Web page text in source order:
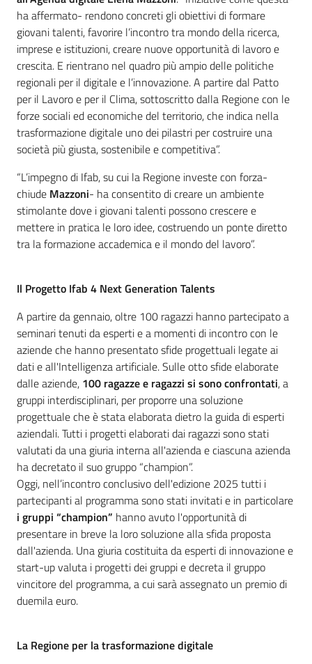
ha affermato- rendono concreti gli obiettivi di formare
giovani talenti, favorire l’incontro tra mondo della ricerca,
imprese e istituzioni, creare nuove opportunità di lavoro e
crescita. E rientrano nel quadro più ampio delle politiche
regionali per il digitale e l’innovazione. A partire dal Patto
per il Lavoro e per il Clima, sottoscritto dalla Regione con le
forze sociali ed economiche del territorio, che indica nella
trasformazione digitale uno dei pilastri per costruire una
società più giusta, sostenibile e competitiva”.
“L’impegno di Ifab, su cui la Regione investe con forza-
chiude Mazzoni- ha consentito di creare un ambiente
stimolante dove i giovani talenti possono crescere e
mettere in pratica le loro idee, costruendo un ponte diretto
tra la formazione accademica e il mondo del lavoro”.
Il Progetto Ifab 4 Next Generation Talents
A partire da gennaio, oltre 100 ragazzi hanno partecipato a
seminari tenuti da esperti e a momenti di incontro con le
aziende che hanno presentato sfide progettuali legate ai
dati e all'Intelligenza artificiale. Sulle otto sfide elaborate
dalle aziende, 100 ragazze e ragazzi si sono confrontati, a
gruppi interdisciplinari, per proporre una soluzione
progettuale che è stata elaborata dietro la guida di esperti
aziendali. Tutti i progetti elaborati dai ragazzi sono stati
valutati da una giuria interna all'azienda e ciascuna azienda
ha decretato il suo gruppo “champion”.
Oggi, nell’incontro conclusivo dell'edizione 2025 tutti i
partecipanti al programma sono stati invitati e in particolare
i gruppi “champion” hanno avuto l'opportunità di
presentare in breve la loro soluzione alla sfida proposta
dall'azienda. Una giuria costituita da esperti di innovazione e
start-up valuta i progetti dei gruppi e decreta il gruppo
vincitore del programma, a cui sarà assegnato un premio di
duemila euro.
La Regione per la trasformazione digitale